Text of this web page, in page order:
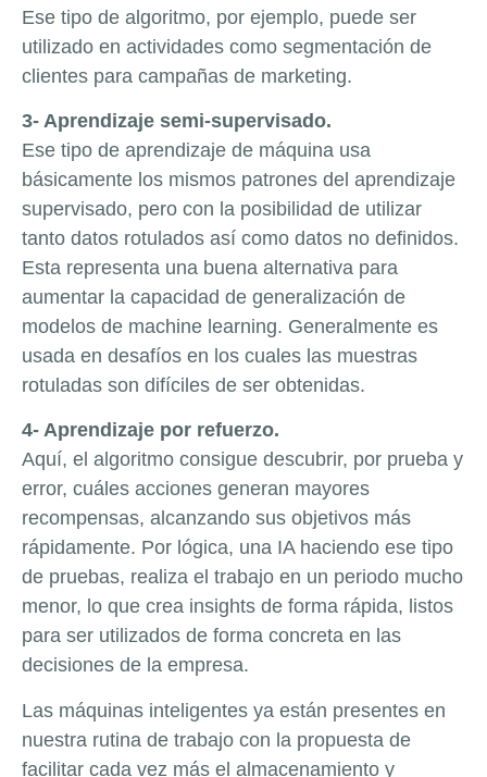
Ese tipo de algoritmo, por ejemplo, puede ser
utilizado en actividades como segmentación de
clientes para campañas de marketing.
3- Aprendizaje semi-supervisado.
Ese tipo de aprendizaje de máquina usa
básicamente los mismos patrones del aprendizaje
supervisado, pero con la posibilidad de utilizar
tanto datos rotulados así como datos no definidos.
Esta representa una buena alternativa para
aumentar la capacidad de generalización de
modelos de machine learning. Generalmente es
usada en desafíos en los cuales las muestras
rotuladas son difíciles de ser obtenidas.
4- Aprendizaje por refuerzo.
Aquí, el algoritmo consigue descubrir, por prueba y
error, cuáles acciones generan mayores
recompensas, alcanzando sus objetivos más
rápidamente. Por lógica, una IA haciendo ese tipo
de pruebas, realiza el trabajo en un periodo mucho
menor, lo que crea insights de forma rápida, listos
para ser utilizados de forma concreta en las
decisiones de la empresa.
Las máquinas inteligentes ya están presentes en
nuestra rutina de trabajo con la propuesta de
facilitar cada vez más el almacenamiento y